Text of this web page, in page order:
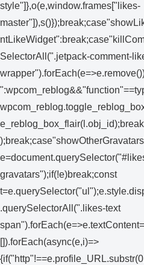
style"]},o(e,window.frames["likes-
SelectorAll(".jetpack-comment-
gravatars");if(!e)break;const
.querySelectorAll(".likes-text
[]).forEach(async(e,i)=>